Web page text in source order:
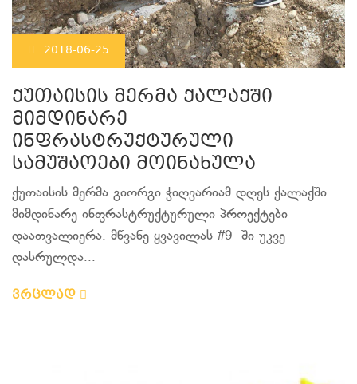
2018-06-25
ქუთაისის მერმა ქალაქში
მიმდინარე
ინფრასტრუქტურული
სამუშაოები მოინახულა
ქუთაისის მერმა გიორგი ჭიღვარიამ დღეს ქალაქში
მიმდინარე ინფრასტრუქტურული პროექტები
დაათვალიერა. მწვანე ყვავილას #9 -ში უკვე
დასრულდა...
ვრცლად